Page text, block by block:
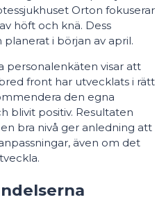
Orton fokuserar
höft och knä. Dess
i början av april.
personalenkäten visar att
front har utvecklats i rätt
den egna
blivit positiv. Resultaten
bra nivå ger anledning att
även om det